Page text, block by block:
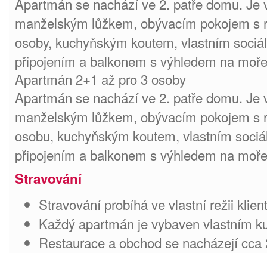
manželským lůžkem, obývacím pokojem s
osoby, kuchyňským koutem, vlastním
připojením a balkonem s výhledem na
Apartmán 2+1 až pro 3 osoby
Apartmán se nachází ve 2. patře domu. Je
manželským lůžkem, obývacím pokojem s
osobu, kuchyňským koutem, vlastním
připojením a balkonem s výhledem na
Stravování
Stravování probíhá ve vlastní režii
Každý apartmán je vybaven vlastním
Restaurace a obchod se nacházejí